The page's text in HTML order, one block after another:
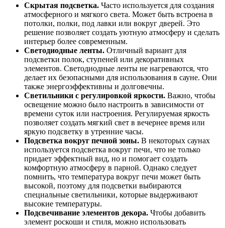
Скрытая подсветка. Часто используется для создания
атмосферного и мягкого света. Может быть встроена в
потолки, полки, под лавки или вокруг дверей. Это
решение позволяет создать уютную атмосферу и сделать
интерьер более современным.
Светодиодные ленты. Отличный вариант для
подсветки полок, ступеней или декоративных
элементов. Светодиодные ленты не нагреваются, что
делает их безопасными для использования в сауне. Они
также энергоэффективны и долговечны.
Светильники с регулировкой яркости. Важно, чтобы
освещение можно было настроить в зависимости от
времени суток или настроения. Регулируемая яркость
позволяет создать мягкий свет в вечернее время или
яркую подсветку в утренние часы.
Подсветка вокруг печной зоны. В некоторых саунах
используется подсветка вокруг печи, что не только
придает эффектный вид, но и помогает создать
комфортную атмосферу в парной. Однако следует
помнить, что температура вокруг печи может быть
высокой, поэтому для подсветки выбираются
специальные светильники, которые выдерживают
высокие температуры.
Подсвечивание элементов декора. Чтобы добавить
элемент роскоши и стиля, можно использовать